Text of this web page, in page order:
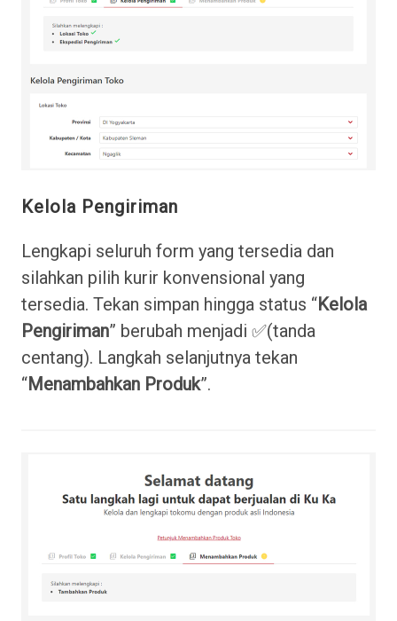
Kelola Pengiriman
Lengkapi seluruh form yang tersedia dan
silahkan pilih kurir konvensional yang
tersedia. Tekan simpan hingga status “Kelola
Pengiriman” berubah menjadi ✅(tanda
centang). Langkah selanjutnya tekan
“Menambahkan Produk”.